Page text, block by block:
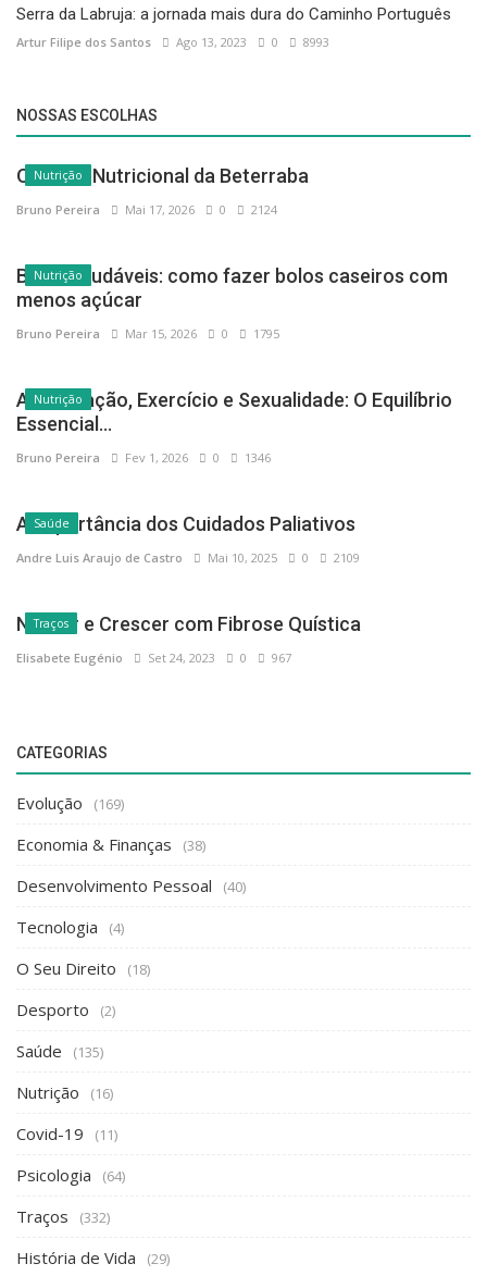
Serra da Labruja: a jornada mais dura do Caminho Português
Artur Filipe dos Santos Ago 13, 2023 0 8993
NOSSAS ESCOLHAS
Nutrição
O Poder Nutricional da Beterraba
Bruno Pereira Mai 17, 2026 0 2124
Nutrição
Bolos saudáveis: como fazer bolos caseiros com
menos açúcar
Bruno Pereira Mar 15, 2026 0 1795
Nutrição
Alimentação, Exercício e Sexualidade: O Equilíbrio
Essencial...
Bruno Pereira Fev 1, 2026 0 1346
Saúde
A Importância dos Cuidados Paliativos
Andre Luis Araujo de Castro Mai 10, 2025 0 2109
Traços
Nascer e Crescer com Fibrose Quística
Elisabete Eugénio Set 24, 2023 0 967
CATEGORIAS
Evolução (169)
Economia & Finanças (38)
Desenvolvimento Pessoal (40)
Tecnologia (4)
O Seu Direito (18)
Desporto (2)
Saúde (135)
Nutrição (16)
Covid-19 (11)
Psicologia (64)
Traços (332)
História de Vida (29)